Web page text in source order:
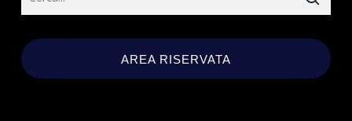
AREA RISERVATA